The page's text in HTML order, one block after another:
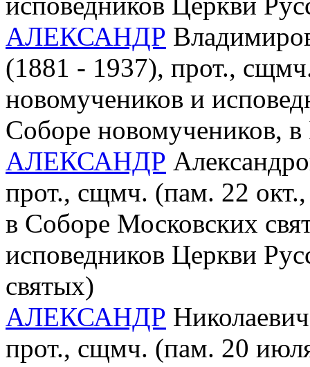
АЛЕКСАНДР
(1881 - 1937), прот.,
новомучеников и
Соборе новомучеников,
АЛЕКСАНДР
прот., сщмч. (пам. 22
в Соборе Московских
исповедников Церкви
святых)
АЛЕКСАНДР
прот., сщмч. (пам. 20